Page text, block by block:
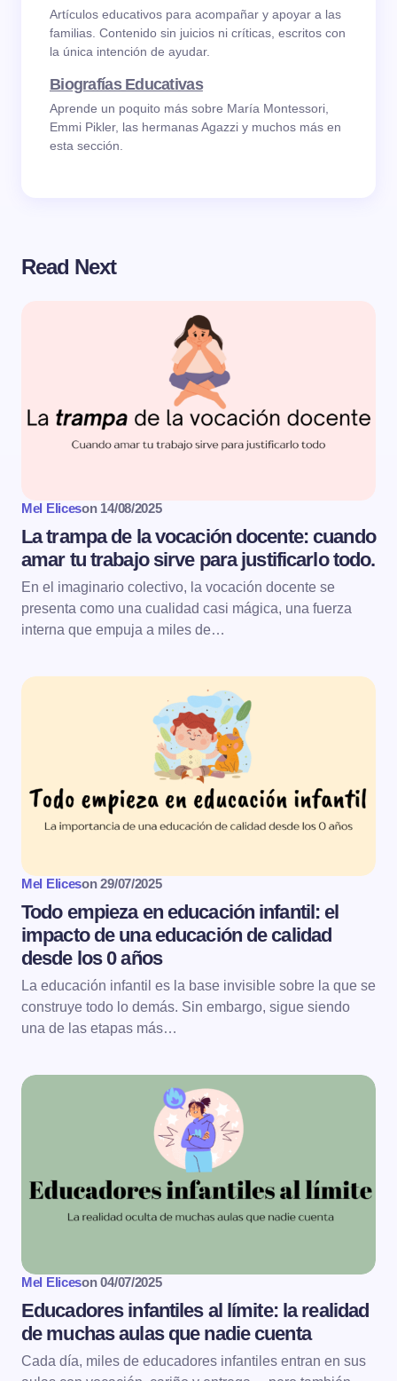
Artículos educativos para acompañar y apoyar a las
familias. Contenido sin juicios ni críticas, escritos con
la única intención de ayudar.
Biografías Educativas
Aprende un poquito más sobre María Montessori,
Emmi Pikler, las hermanas Agazzi y muchos más en
esta sección.
Read Next
Mel Eliceson 14/08/2025
La trampa de la vocación docente: cuando
amar tu trabajo sirve para justificarlo todo.
En el imaginario colectivo, la vocación docente se
presenta como una cualidad casi mágica, una fuerza
interna que empuja a miles de…
Mel Eliceson 29/07/2025
Todo empieza en educación infantil: el
impacto de una educación de calidad
desde los 0 años
La educación infantil es la base invisible sobre la que se
construye todo lo demás. Sin embargo, sigue siendo
una de las etapas más…
Mel Eliceson 04/07/2025
Educadores infantiles al límite: la realidad
de muchas aulas que nadie cuenta
Cada día, miles de educadores infantiles entran en sus